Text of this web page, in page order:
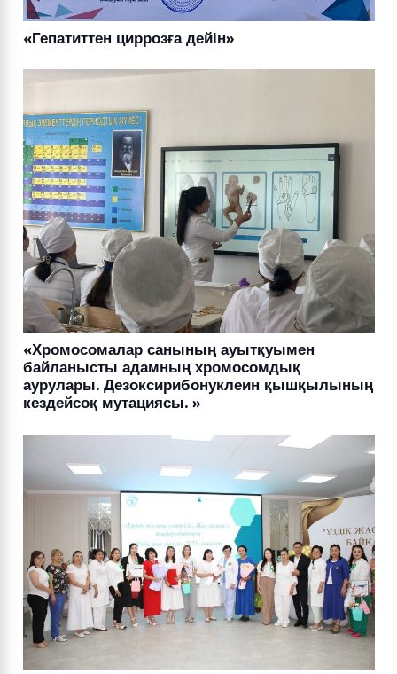
«Гепатиттен циррозға дейін»
«Хромосомалар санының ауытқуымен
байланысты адамның хромосомдық
аурулары. Дезоксирибонуклеин қышқылының
кездейсоқ мутациясы. »